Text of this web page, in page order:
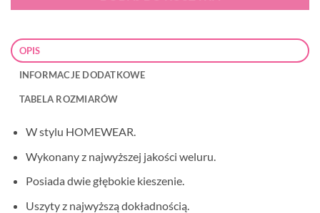
OPIS
INFORMACJE DODATKOWE
TABELA ROZMIARÓW
W stylu HOMEWEAR.
Wykonany z najwyższej jakości weluru.
Posiada dwie głębokie kieszenie.
Uszyty z najwyższą dokładnością.